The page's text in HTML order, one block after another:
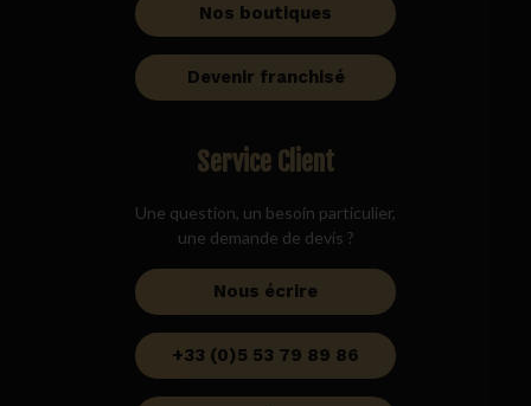
Nos boutiques
Devenir franchisé
Service Client
Une question, un besoin particulier,
une demande de devis ?
Nous écrire
+33 (0)5 53 79 89 86